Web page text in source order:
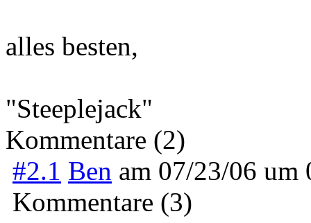
alles besten,
"Steeplejack"
Kommentare (2)
#2.1 Ben am 07/23/06 um
Kommentare (3)